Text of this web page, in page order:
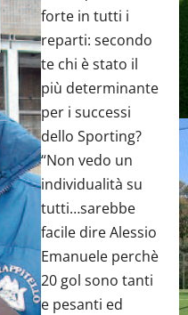
forte in tutti i
reparti: secondo
te chi è stato il
più determinante
per i successi
dello Sporting?
“Non vedo un
individualità su
tutti…sarebbe
facile dire Alessio
Emanuele perchè
20 gol sono tanti
e pesanti ed